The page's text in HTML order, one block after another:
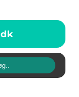
dk